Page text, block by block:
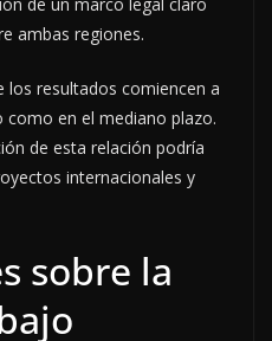
de un marco legal claro
ambas regiones.
los resultados comiencen a
en el mediano plazo.
de esta relación podría
internacionales y
sobre la